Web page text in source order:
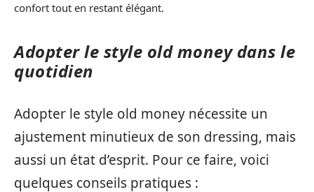
confort tout en restant élégant.
Adopter le style old money dans le
quotidien
Adopter le style old money nécessite un
ajustement minutieux de son dressing, mais
aussi un état d’esprit. Pour ce faire, voici
quelques conseils pratiques :